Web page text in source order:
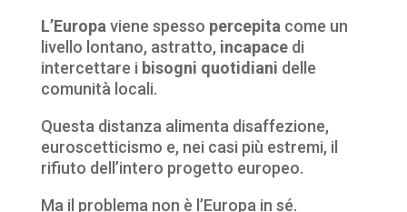
L’Europaviene spesso percepitacome un
livello lontano, astratto, incapacedi
intercettare i bisogni quotidiani delle
comunità locali.
Questa distanza alimenta disaffezione,
euroscetticismo e, nei casi più estremi, il
rifiuto dell’intero progetto europeo.
Ma il problema non è l’Europa in sé.